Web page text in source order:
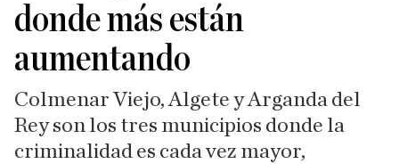
donde más están
aumentando
Colmenar Viejo, Algete y Arganda del
Rey son los tres municipios donde la
criminalidad es cada vez mayor,